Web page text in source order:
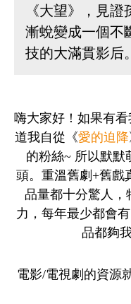
《大望》，見
漸蛻變成一個不
技的大滿貫影后。
嗨大家好！如果有看
道我自從《愛的迫降
的粉絲~ 所以默默
頭。重溫舊劇+舊戲
品量都十分驚人，
力，每年最少都會
品都夠
電影/電視劇的資源